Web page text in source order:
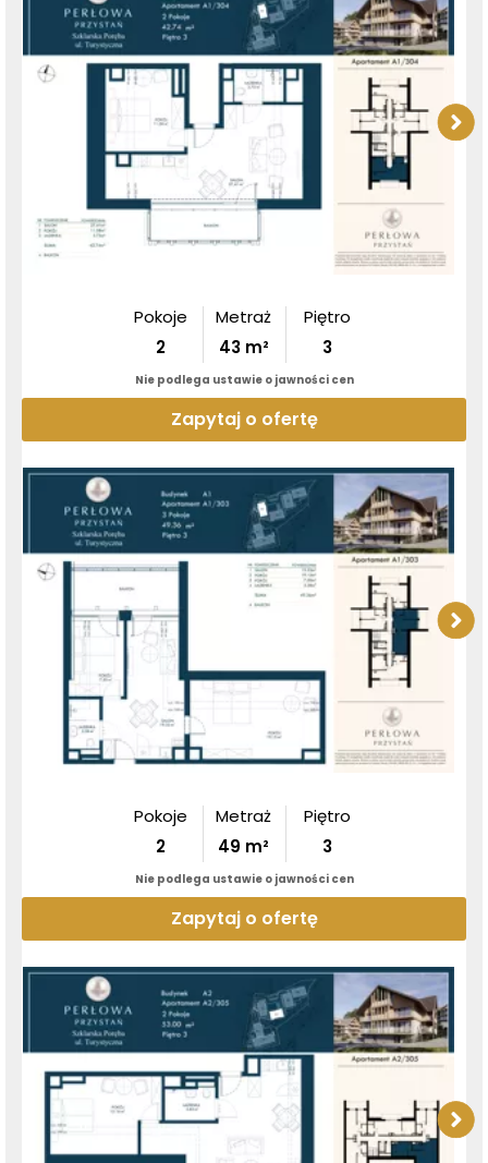
Pokoje
2
Metraż
43m²
Piętro
3
Nie podlega ustawie o jawności cen
Zapytaj o ofertę
Pokoje
2
Metraż
49 m²
Piętro
3
Nie podlega ustawie o jawności cen
Zapytaj o ofertę